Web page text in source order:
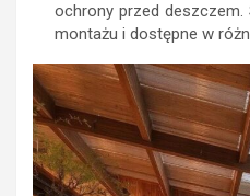
ochrony przed deszczem.
montażu i dostępne w